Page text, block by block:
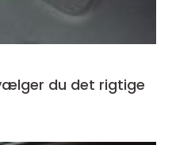
du det rigtige